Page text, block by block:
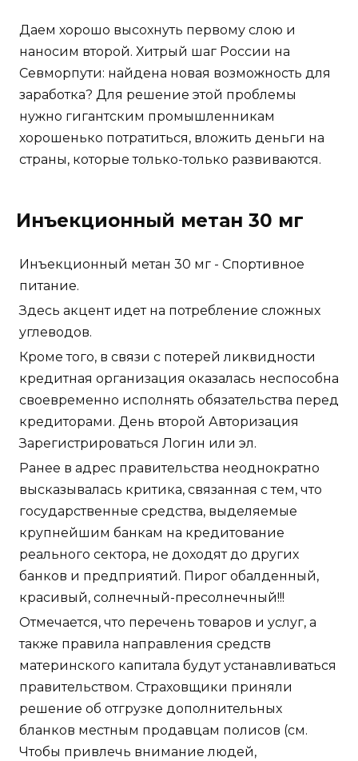
Даем хорошо высохнуть первому слою и
наносим второй. Хитрый шаг России на
Севморпути: найдена новая возможность для
заработка? Для решение этой проблемы
нужно гигантским промышленникам
хорошенько потратиться, вложить деньги на
страны, которые только-только развиваются.
Инъекционный метан 30 мг
Инъекционный метан 30 мг - Спортивное
питание.
Здесь акцент идет на потребление сложных
углеводов.
Кроме того, в связи с потерей ликвидности
кредитная организация оказалась неспособна
своевременно исполнять обязательства перед
кредиторами. День второй Авторизация
Зарегистрироваться Логин или эл.
Ранее в адрес правительства неоднократно
высказывалась критика, связанная с тем, что
государственные средства, выделяемые
крупнейшим банкам на кредитование
реального сектора, не доходят до других
банков и предприятий. Пирог обалденный,
красивый, солнечный-пресолнечный!!!
Отмечается, что перечень товаров и услуг, а
также правила направления средств
материнского капитала будут устанавливаться
правительством. Страховщики приняли
решение об отгрузке дополнительных
бланков местным продавцам полисов (см.
Чтобы привлечь внимание людей,